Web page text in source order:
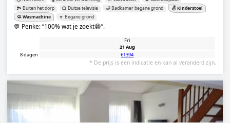
🏞️ Buiten het dorp
📺 Duitse televisie 🛁 Badkamer begane grond
🪑 Kinderstoel
🧼 Wasmachine
🔽 Begane grond
💬 Penke: 100% wat je zoekt😁 .
Fri
21 Aug
8 dagen
€1394
* De prijs is een indicatie en kan al veranderd zijn.